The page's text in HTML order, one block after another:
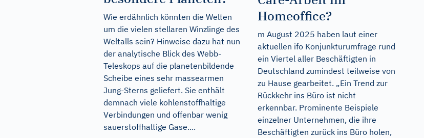
Wie erdähnlich könnten die Welten
um die vielen stellaren Winzlinge des
Weltalls sein? Hinweise dazu hat nun
der analytische Blick des Webb-
Teleskops auf die planetenbildende
Scheibe eines sehr massearmen
Jung-Sterns geliefert. Sie enthält
demnach viele kohlenstoffhaltige
Verbindungen und offenbar wenig
sauerstoffhaltige Gase....
Homeoffice?
m August 2025 haben laut einer
aktuellen ifo Konjunkturumfrage rund
ein Viertel aller Beschäftigten in
Deutschland zumindest teilweise von
zu Hause gearbeitet. „Ein Trend zur
Rückkehr ins Büro ist nicht
erkennbar. Prominente Beispiele
einzelner Unternehmen, die ihre
Beschäftigten zurück ins Büro holen,